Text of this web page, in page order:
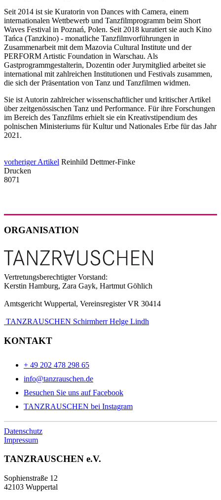
Seit 2014 ist sie Kuratorin von Dances with Camera, einem
internationalen Wettbewerb und Tanzfilmprogramm beim Short
Waves Festival in Poznań, Polen. Seit 2018 kuratiert sie auch Kino
Tańca (Tanzkino) - monatliche Tanzfilmvorführungen in
Zusammenarbeit mit dem Mazovia Cultural Institute und der
PERFORM Artistic Foundation in Warschau. Als
Gastprogrammgestalterin, Dozentin oder Jurymitglied arbeitet sie
international mit zahlreichen Institutionen und Festivals zusammen,
die sich der Präsentation von Tanz und Tanzfilmen widmen.
Sie ist Autorin zahlreicher wissenschaftlicher und kritischer Artikel
über zeitgenössischen Tanz und Performance. Für ihre Forschungen
im Bereich des Tanzfilms erhielt sie ein Kreativstipendium des
polnischen Ministeriums für Kultur und Nationales Erbe für das Jahr
2021.
vorheriger Artikel Reinhild Dettmer-Finke
Drucken
8071
ORGANISATION
Vertretungsberechtigter Vorstand:
Kerstin Hamburg, Zara Gayk, Hartmut Göhlich
Amtsgericht Wuppertal, Vereinsregister VR 30414
TANZRAUSCHEN Schirmherr Helge Lindh
KONTAKT
+ 49 202 478 298 65
info@tanzrauschen.de
Besuchen Sie uns auf Facebook
TANZRAUSCHEN bei Instagram
Datenschutz
Impressum
TANZRAUSCHEN e.V.
Sophienstraße 12
42103 Wuppertal